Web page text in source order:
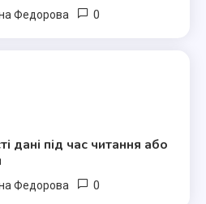
Федорова 0
дані під час читання або
Федорова 0